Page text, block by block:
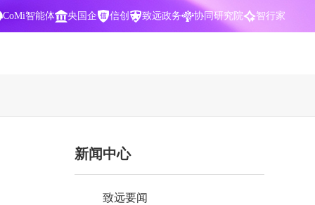
CoMi智能体 央国企 信创 致远政务 协同研究院 智行家
新闻中心
致远要闻